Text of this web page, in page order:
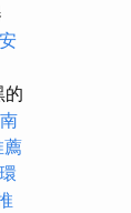
安
的
薦